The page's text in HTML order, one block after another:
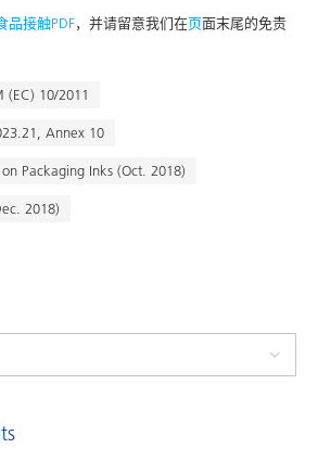
品接触PDF，并请留意我们在页面末尾的免责
(EC) 10/2011
Annex 10
Packaging Inks (Oct. 2018)
2018)